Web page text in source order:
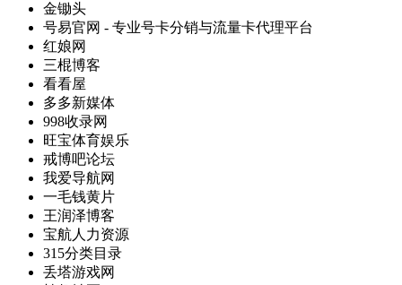
金锄头
号易官网 - 专业号卡分销与流量卡代理平台
红娘网
三棍博客
看看屋
多多新媒体
998收录网
旺宝体育娱乐
戒博吧论坛
我爱导航网
一毛钱黄片
王润泽博客
宝航人力资源
315分类目录
丢塔游戏网